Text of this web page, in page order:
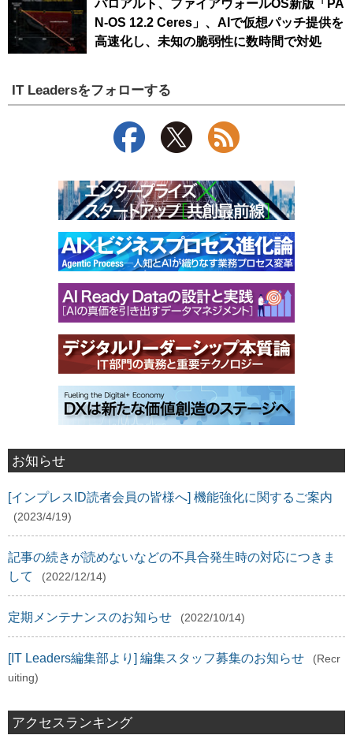
パロアルト、ファイアウォールOS新版「PA
N-OS 12.2 Ceres」、AIで仮想パッチ提供を
高速化し、未知の脆弱性に数時間で対処
IT Leadersをフォローする
お知らせ
[インプレスID読者会員の皆様へ] 機能強化に関するご案内
(2023/4/19)
記事の続きが読めないなどの不具合発生時の対応につきま
して
(2022/12/14)
定期メンテナンスのお知らせ (2022/10/14)
[IT Leaders編集部より] 編集スタッフ募集のお知らせ
(Recr
uiting)
アクセスランキング